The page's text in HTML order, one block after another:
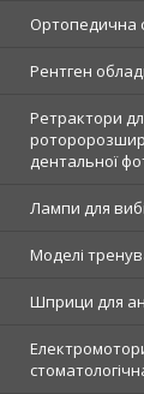
Ортопедична
Рентген
Ретрактори
дентальної
Лампи для
Моделі
Шприци для